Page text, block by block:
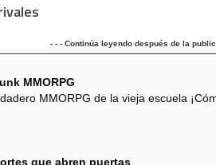
- - - Continúa leyendo después de la
MMORPG
MMORPG de la vieja escuela
que abren puertas